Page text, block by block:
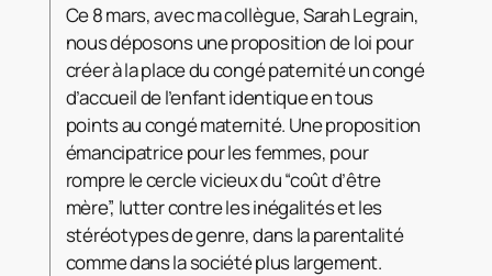
Ce 8 mars, avec ma collègue, Sarah Legrain,
nous déposons une proposition de loi pour
créer à la place du congé paternité un congé
d’accueil de l’enfant identique en tous
points au congé maternité. Une proposition
émancipatrice pour les femmes, pour
rompre le cercle vicieux du “coût d’être
mère”, lutter contre les inégalités et les
stéréotypes de genre, dans la parentalité
comme dans la société plus largement.